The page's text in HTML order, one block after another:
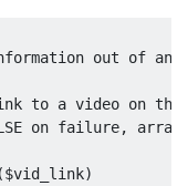
out of
to a video on the
on failure, array
($vid_link)